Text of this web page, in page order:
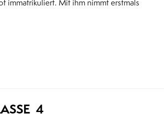
immatrikuliert. Mit ihm nimmt erstmals
4